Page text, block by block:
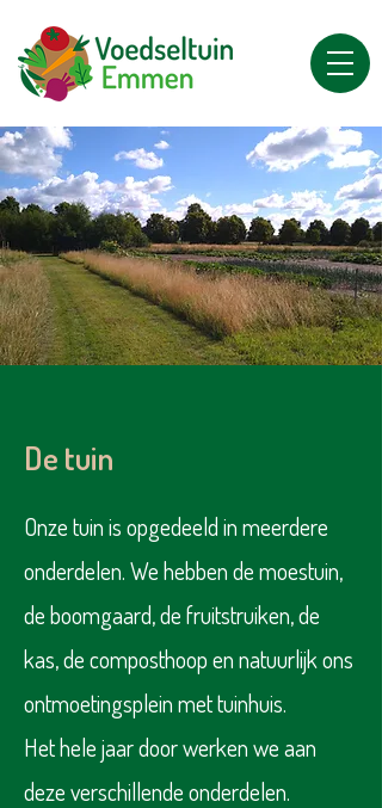
De tuin
Onze tuin is opgedeeld in meerdere
onderdelen. We hebben de moestuin,
de boomgaard, de fruitstruiken, de
kas, de composthoop en natuurlijk ons
ontmoetingsplein met tuinhuis.
Het hele jaar door werken we aan
deze verschillende onderdelen.